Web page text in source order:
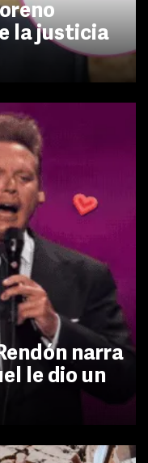
la justicia
narra
le dio un